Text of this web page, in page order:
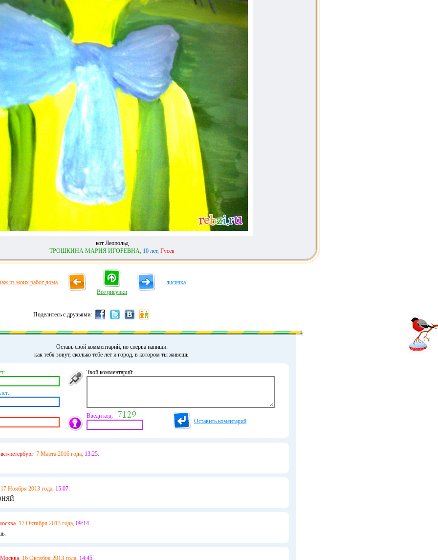
кот Леопольд
ТРОШКИНА МАРИЯ ИГОРЕВНА, 10 лет, Гусев
из моих работ дома
Все рисунки
лисичка
Поделитесь с друзьями:
Оставь свой комментарий, но сперва напиши:
как тебя зовут, сколько тебе лет и город, в котором ты живешь.
Твой комментарий:
Введи код:
Оставить коментарий
петербург. 7 Марта 2016 года, 13:25.
17 Ноября 2013 года, 15:07.
17 Октября 2013 года, 09:14.
Москва. 16 Октября 2013 года, 14:45.